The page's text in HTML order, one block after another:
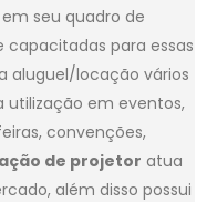
seu quadro de
capacitadas para essas
aluguel/locação vários
utilização em eventos,
convenções,
de projetor atua
além disso possui